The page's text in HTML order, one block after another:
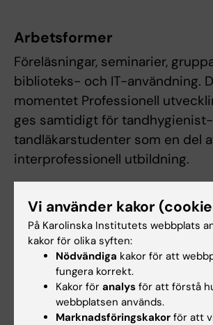
Arbetsformer
Föreläsningar, seminarier,
biblioteks- och IT-användning.
momentet Professionell
ges samtidigt för
tandläkarstudenter som en del
interprofessionell utbildning.
Examination
Professionell utveckling och
Examination: Muntliga
seminarier.
Obligatorier: Inlämning av KI:s
Seminarier och grupparbeten.
Vi använder kakor
På Karolinska Institutets webbplats
kakor för olika syften:
Nödvändiga kakor för att
fungera korrekt.
Kakor för analys för att förstå
webbplatsen används.
Marknadsföringskakor för att